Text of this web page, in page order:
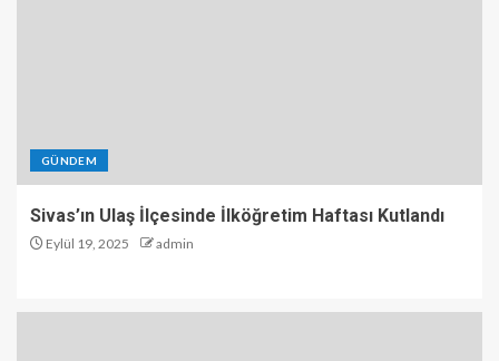
GÜNDEM
Sivas’ın Ulaş İlçesinde İlköğretim Haftası Kutlandı
Eylül 19, 2025 admin